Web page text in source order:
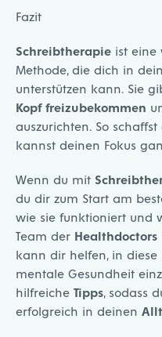
Fazit
Schreibtherapie ist eine
Methode, die dich in
unterstützen kann. Sie
Kopf freizubekommen
auszurichten. So
kannst deinen Fokus
Wenn du mit
du dir zum Start am
wie sie funktioniert und
Team der Healthdoctors
kann dir helfen, in
mentale Gesundheit
hilfreiche Tipps, sodass
erfolgreich in deinen